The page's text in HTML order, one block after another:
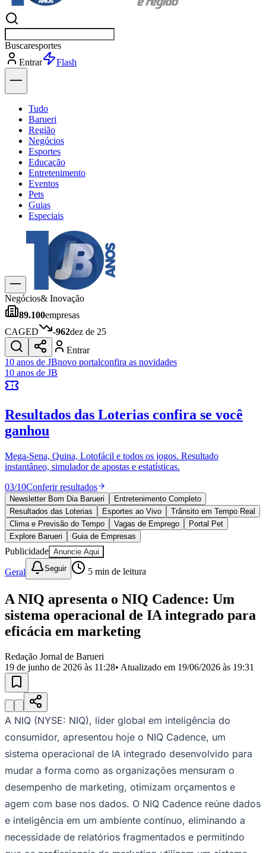
Buscarpolítica
Entrar
Explorar
Tudo
Barueri
Região
Negócios
Esportes
Educação
Entretenimento
Eventos
Pets
Guias
Especiais
Explore Tudo
Últimas Notícias
Previsão do Tempo
Trânsito e Rotas
Dia a Dia & Lazer
Gastronomia
Cinema & Shows
JogosNovo
Para Sua Empresa
Publicidade Legal
Política
Esportes
Saúde
Cultura
Meio Ambiente
Obras
Educação
Bairros de Barueri
Selecione sua regiãoPara notícias da sua região
AldeiaAldeia da Serra Aldeia de BarueriAlphaville
Bairro
JubranBelvalBethavilleBoa
VistaCalifórniaCarapicuíbaCentroChácaras MarcoCidades da
RegiãoCotia Engenho Novo
MilitarItapevi JandiraJardim AudirJardim Belval
EsperançaJardim GrazielaJardim Iracema
JulioJardim LíbanoJardim Maria CristinaJardim Maria HelenaJardim
Mutinga
LuísJardim São Pedro
Tupã Jardim Tupanci
CamargosParque Imperial
do Bom JesusRecanto PhrynéaSantana de
ParnaíbaSilveiraTamboréVale do Sol Vila BarrosVila Boa Vista
do Conde
Vila Engenho Novo Vila Márcia Vila Nossa Sra. da
EscadaVila PortoVotupoca
Para Sua Empresa
Anuncie no Portal
Divulgar VagasNovo
Publicidade Legal
Negócios Regionais
Turismo
Negócios& Inovação
89.100empresas
CAGED
-962dez de 25
Entrar
10 anos de JBnovo portalconfira as novidades
10 anos de JB
Resultados das Loterias confira se você
ganhou
Mega-Sena, Quina, Lotofácil e todos os jogos. Resultado
instantâneo, simulador de apostas e estatísticas.
03/10Conferir resultados
Newsletter Bom Dia Barueri
Entretenimento Completo
Resultados das Loterias
Esportes ao Vivo
Trânsito em Tempo Real
Clima e Previsão do Tempo
Vagas de Emprego
Portal Pet
Explore Barueri
Guia de Empresas
Publicidade Anuncie Aqui
Geral Seguir 5 min de leitura
A NIQ apresenta o NIQ Cadence: Um
sistema operacional de IA integrado para
eficácia em marketing
Redação Jornal de Barueri
19 de junho de 2026 às 11:28• Atualizado em 19/06/2026 às 19:31
A NIQ (NYSE: NIQ), líder global em inteligência do
consumidor, apresentou hoje o NIQ Cadence, um
sistema operacional de IA integrado desenvolvido para
mudar a forma como as organizações mensuram o
desempenho de marketing, otimizam orçamentos e
agem com base nos dados. O NIQ Cadence reúne dados
e inteligência em um ambiente contínuo, eliminando a
necessidade de relatórios fragmentados e permitindo